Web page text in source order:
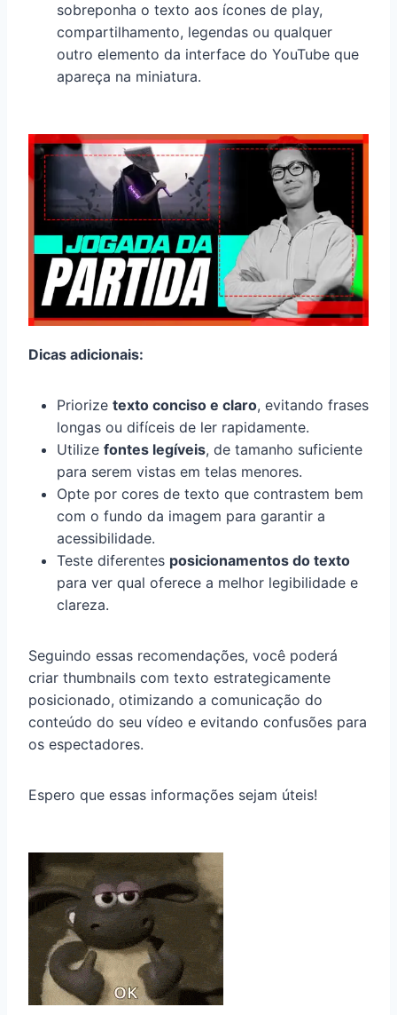
sobreponha o texto aos ícones de play,
compartilhamento, legendas ou qualquer
outro elemento da interface do YouTube que
apareça na miniatura.
Dicas adicionais:
Priorize texto conciso e claro, evitando frases
longas ou difíceis de ler rapidamente.
Utilize fontes legíveis, de tamanho suficiente
para serem vistas em telas menores.
Opte por cores de texto que contrastem bem
com o fundo da imagem para garantir a
acessibilidade.
Teste diferentes posicionamentos do texto
para ver qual oferece a melhor legibilidade e
clareza.
Seguindo essas recomendações, você poderá
criar thumbnails com texto estrategicamente
posicionado, otimizando a comunicação do
conteúdo do seu vídeo e evitando confusões para
os espectadores.
Espero que essas informações sejam úteis!